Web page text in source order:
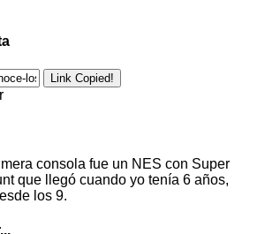
Link Copied!
consola fue un NES con Super
que llegó cuando yo tenía 6 años,
los 9.